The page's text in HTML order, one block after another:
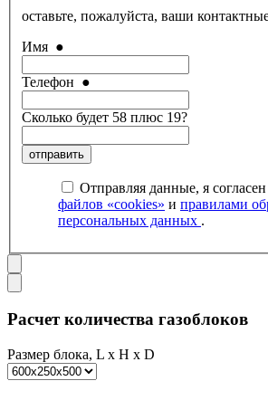
оставьте, пожалуйста, ваши
Имя ●
Телефон ●
Сколько будет 58 плюс 19?
отправить
Отправляя данные, я
файлов «cookies» и правилами обработки
персональных данных .
Расчет количества газоблоков
Размер блока, L x H x D